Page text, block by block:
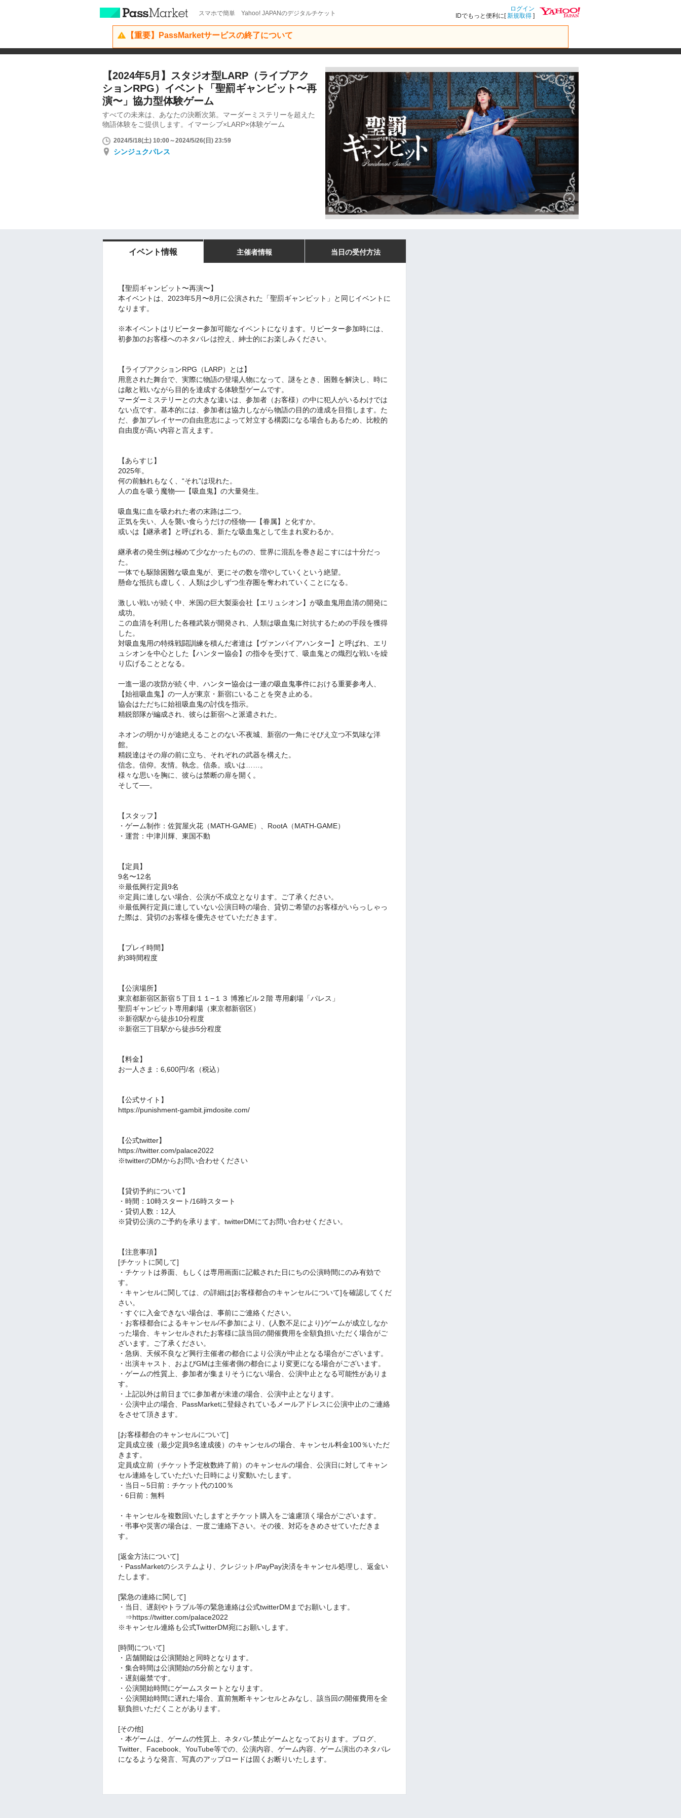
スマホで簡単 Yahoo! JAPANのデジタルチケット
ログイン
IDでもっと便利に[新規取得 ]
【重要】PassMarketサービスの終了について
【2024年5月】スタジオ型LARP（ライブアク
ションRPG）イベント「聖罰ギャンビット〜再
演〜」協力型体験ゲーム
すべての未来は、あなたの決断次第。マーダーミステリーを超えた
物語体験をご提供します。イマーシブ×LARP×体験ゲーム
2024/5/18(土) 10:00～2024/5/26(日) 23:59
シンジュクパレス
イベント情報 主催者情報 当日の受付方法
【聖罰ギャンビット〜再演〜】
本イベントは、2023年5月〜8月に公演された「聖罰ギャンビット」と同じイベントに
なります。
※本イベントはリピーター参加可能なイベントになります。リピーター参加時には、
初参加のお客様へのネタバレは控え、紳士的にお楽しみください。
【ライブアクションRPG（LARP）とは】
用意された舞台で、実際に物語の登場人物になって、謎をとき、困難を解決し、時に
は敵と戦いながら目的を達成する体験型ゲームです。
マーダーミステリーとの大きな違いは、参加者（お客様）の中に犯人がいるわけでは
ない点です。基本的には、参加者は協力しながら物語の目的の達成を目指します。た
だ、参加プレイヤーの自由意志によって対立する構図になる場合もあるため、比較的
自由度が高い内容と言えます。
【あらすじ】
2025年。
何の前触れもなく、“それ”は現れた。
人の血を吸う魔物──【吸血鬼】の大量発生。
吸血鬼に血を吸われた者の末路は二つ。
正気を失い、人を襲い食らうだけの怪物──【眷属】と化すか。
或いは【継承者】と呼ばれる、新たな吸血鬼として生まれ変わるか。
継承者の発生例は極めて少なかったものの、世界に混乱を巻き起こすには十分だっ
た。
一体でも駆除困難な吸血鬼が、更にその数を増やしていくという絶望。
懸命な抵抗も虚しく、人類は少しずつ生存圏を奪われていくことになる。
激しい戦いが続く中、米国の巨大製薬会社【エリュシオン】が吸血鬼用血清の開発に
成功。
この血清を利用した各種武装が開発され、人類は吸血鬼に対抗するための手段を獲得
した。
対吸血鬼用の特殊戦闘訓練を積んだ者達は【ヴァンパイアハンター】と呼ばれ、エリ
ュシオンを中心とした【ハンター協会】の指令を受けて、吸血鬼との熾烈な戦いを繰
り広げることとなる。
一進一退の攻防が続く中、ハンター協会は一連の吸血鬼事件における重要参考人、
【始祖吸血鬼】の一人が東京・新宿にいることを突き止める。
協会はただちに始祖吸血鬼の討伐を指示。
精鋭部隊が編成され、彼らは新宿へと派遣された。
ネオンの明かりが途絶えることのない不夜城、新宿の一角にそびえ立つ不気味な洋
館。
精鋭達はその扉の前に立ち、それぞれの武器を構えた。
信念。信仰。友情。執念。信条。或いは……。
様々な思いを胸に、彼らは禁断の扉を開く。
そして──。
【スタッフ】
・ゲーム制作：佐賀屋火花（MATH-GAME）、RootA（MATH-GAME）
・運営：中津川輝、東国不動
【定員】
9名〜12名
※最低興行定員9名
※定員に達しない場合、公演が不成立となります。ご了承ください。
※最低興行定員に達していない公演日時の場合、貸切ご希望のお客様がいらっしゃっ
た際は、貸切のお客様を優先させていただきます。
【プレイ時間】
約3時間程度
【公演場所】
東京都新宿区新宿５丁目１１−１３ 博雅ビル２階 専用劇場「パレス」
聖罰ギャンビット専用劇場（東京都新宿区）
※新宿駅から徒歩10分程度
※新宿三丁目駅から徒歩5分程度
【料金】
お一人さま：6,600円/名（税込）
【公式サイト】
https://punishment-gambit.jimdosite.com/
【公式twitter】
https://twitter.com/palace2022
※twitterのDMからお問い合わせください
【貸切予約について】
・時間：10時スタート/16時スタート
・貸切人数：12人
※貸切公演のご予約を承ります。twitterDMにてお問い合わせください。
【注意事項】
[チケットに関して]
・チケットは券面、もしくは専用画面に記載された日にちの公演時間にのみ有効で
す。
・キャンセルに関しては、の詳細は[お客様都合のキャンセルについて]を確認してくだ
さい。
・すぐに入金できない場合は、事前にご連絡ください。
・お客様都合によるキャンセル/不参加により、(人数不足により)ゲームが成立しなか
った場合、キャンセルされたお客様に該当回の開催費用を全額負担いただく場合がご
ざいます。ご了承ください。
・急病、天候不良など興行主催者の都合により公演が中止となる場合がございます。
・出演キャスト、およびGMは主催者側の都合により変更になる場合がございます。
・ゲームの性質上、参加者が集まりそうにない場合、公演中止となる可能性がありま
す。
・上記以外は前日までに参加者が未達の場合、公演中止となります。
・公演中止の場合、PassMarketに登録されているメールアドレスに公演中止のご連絡
をさせて頂きます。
[お客様都合のキャンセルについて]
定員成立後（最少定員9名達成後）のキャンセルの場合、キャンセル料金100％いただ
きます。
定員成立前（チケット予定枚数終了前）のキャンセルの場合、公演日に対してキャン
セル連絡をしていただいた日時により変動いたします。
・当日～5日前：チケット代の100％
・6日前：無料
・キャンセルを複数回いたしますとチケット購入をご遠慮頂く場合がございます。
・弔事や災害の場合は、一度ご連絡下さい。その後、対応をきめさせていただきま
す。
[返金方法について]
・PassMarketのシステムより、クレジット/PayPay決済をキャンセル処理し、返金い
たします。
[緊急の連絡に関して]
・当日、遅刻やトラブル等の緊急連絡は公式twitterDMまでお願いします。
⇒https://twitter.com/palace2022
※キャンセル連絡も公式TwitterDM宛にお願いします。
[時間について]
・店舗開錠は公演開始と同時となります。
・集合時間は公演開始の5分前となります。
・遅刻厳禁です。
・公演開始時間にゲームスタートとなります。
・公演開始時間に遅れた場合、直前無断キャンセルとみなし、該当回の開催費用を全
額負担いただくことがあります。
[その他]
・本ゲームは、ゲームの性質上、ネタバレ禁止ゲームとなっております。ブログ、
Twitter、Facebook、YouTube等での、公演内容、ゲーム内容、ゲーム演出のネタバレ
になるような発言、写真のアップロードは固くお断りいたします。